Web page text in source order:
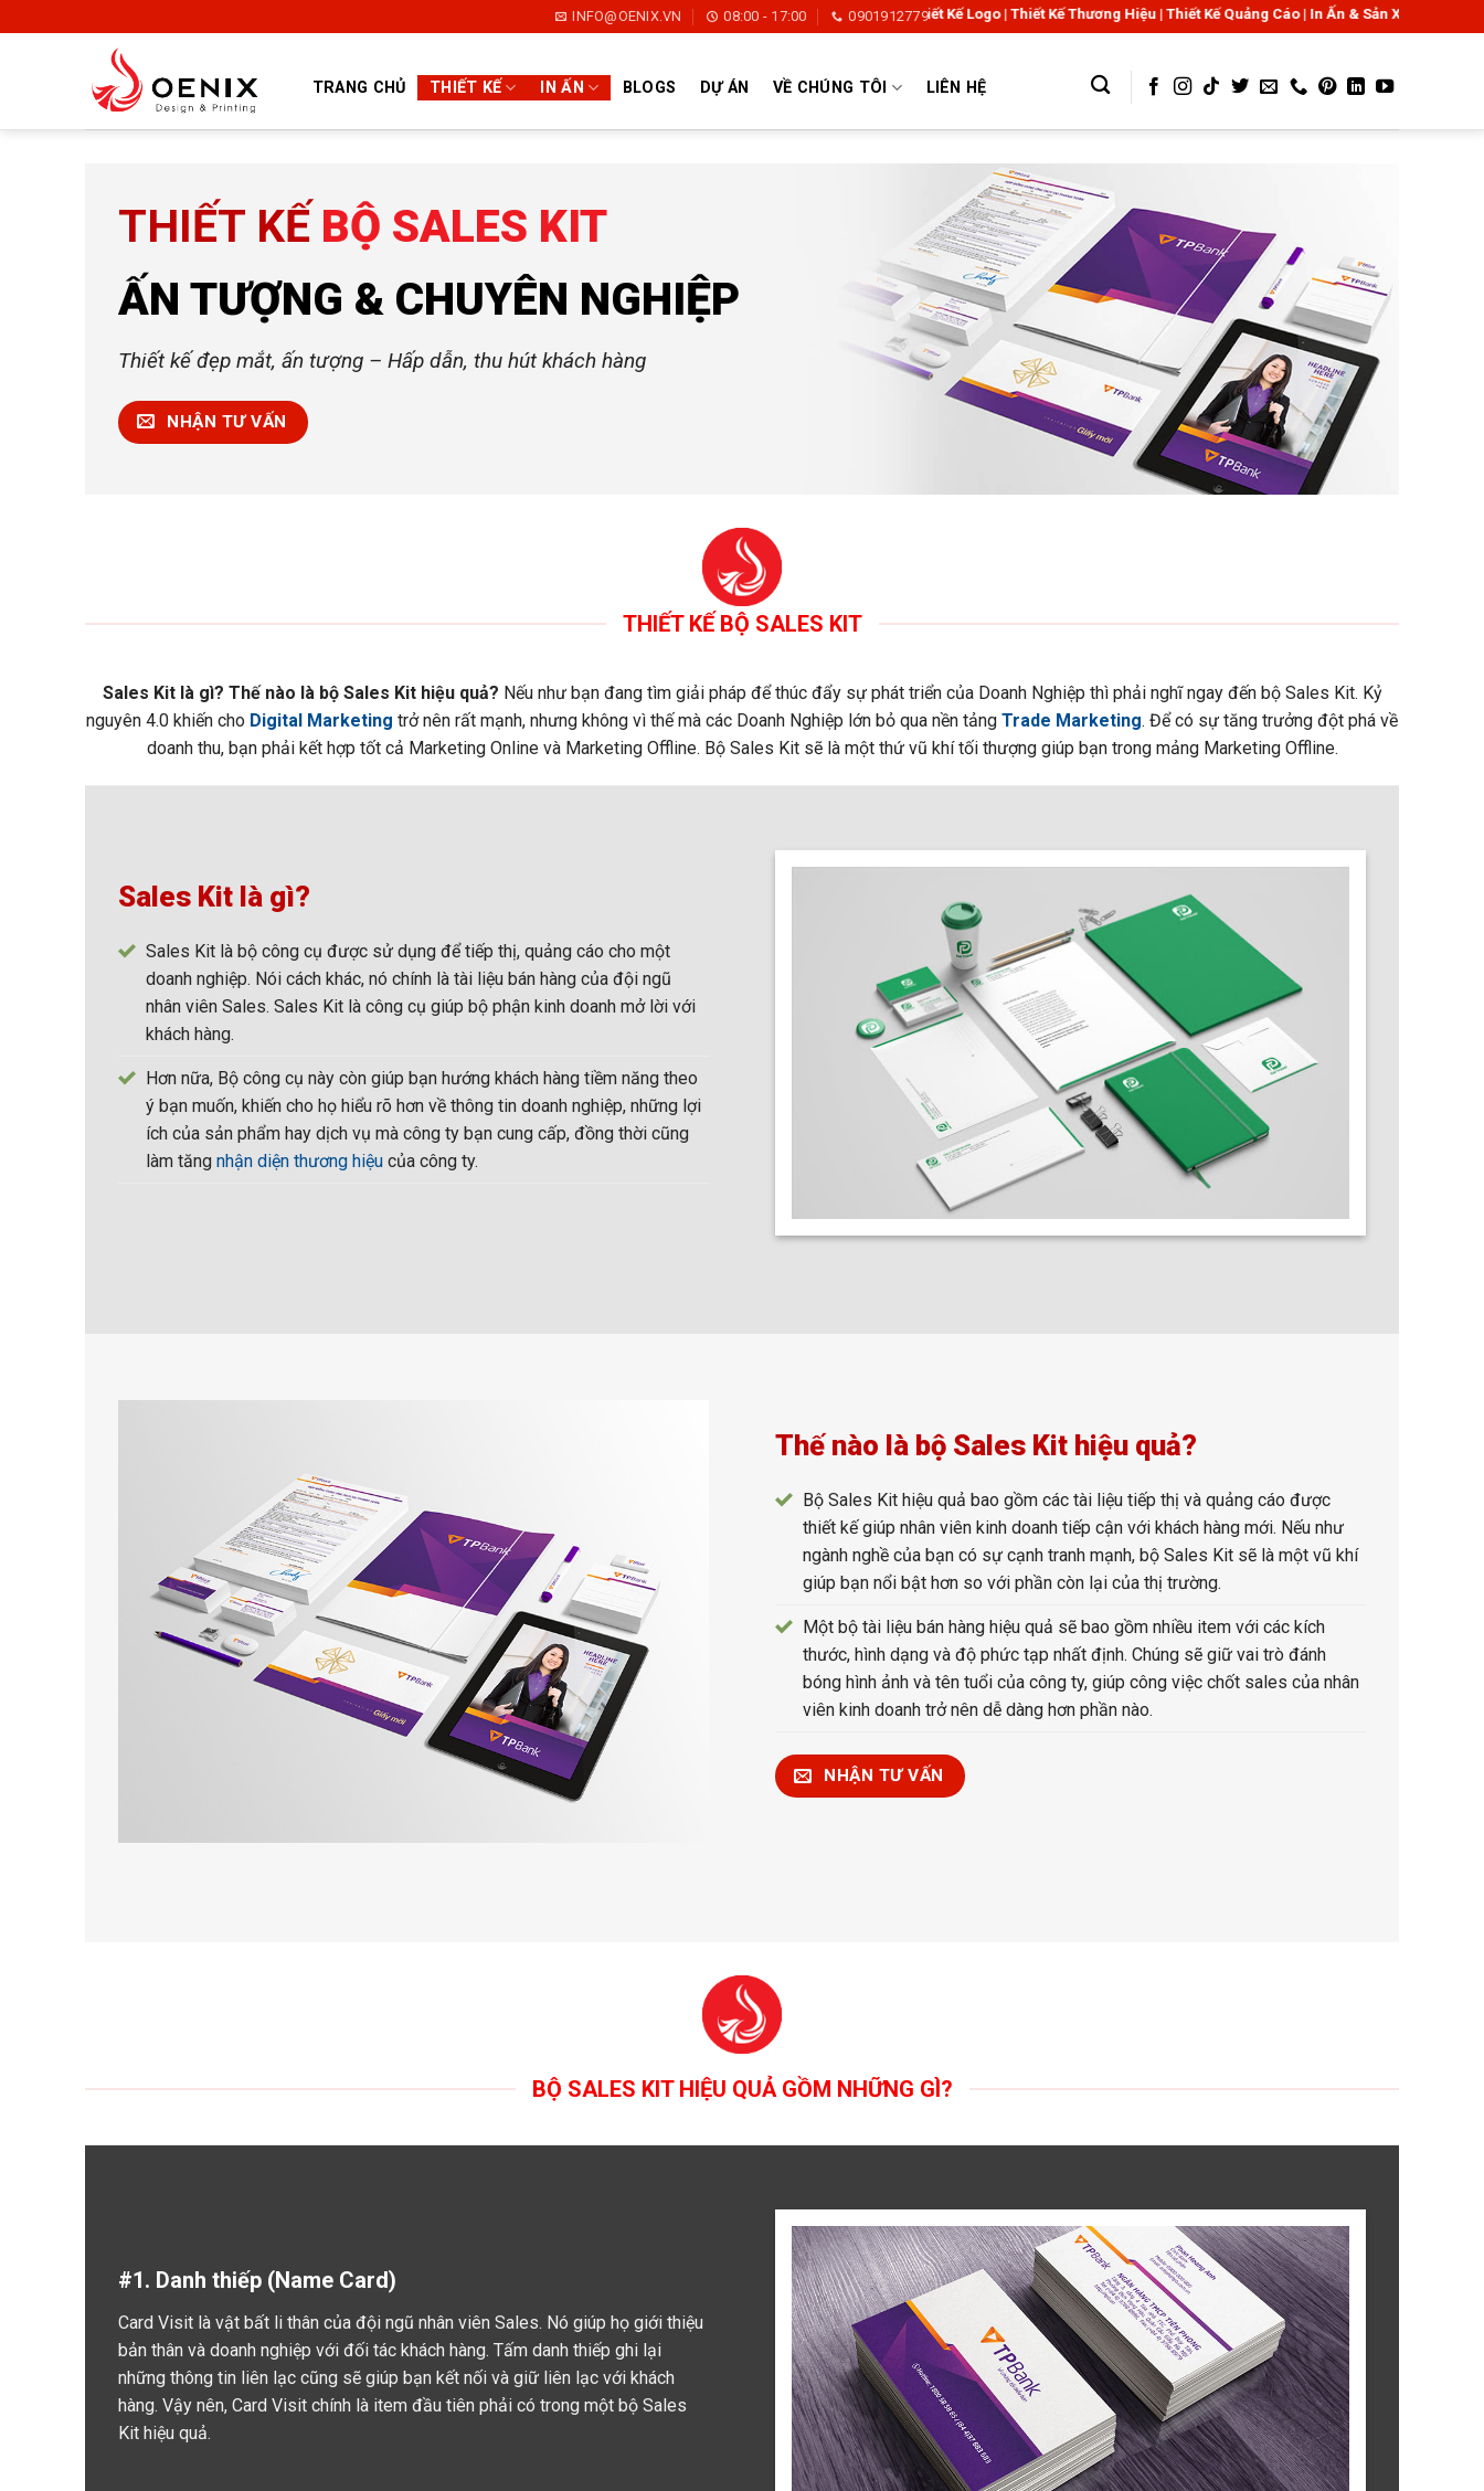
to
INFO@OENIX.VN 08:00 - 17:00 0901912779
Thiết Kế Logo | Thiết Kế Thương Hiệu | Thiết Kế Quảng Cáo | In Ấn & Sản Xuất Bao Bì Giấy
TRANG CHỦ THIẾT KẾ IN ẤN BLOGS DỰ ÁN VỀ CHÚNG TÔI LIÊN HỆ
THIẾT KẾ BỘ SALES KIT
ẤN TƯỢNG & CHUYÊN NGHIỆP
Thiết kế đẹp mắt, ấn tượng – Hấp dẫn, thu hút khách hàng
NHẬN TƯ VẤN
THIẾT KẾ BỘ SALES KIT
Sales Kit là gì? Thế nào là bộ Sales Kit hiệu quả? Nếu như bạn đang tìm giải pháp để thúc đẩy sự phát triển của Doanh Nghiệp thì phải nghĩ ngay đến bộ Sales Kit. Kỷ
nguyên 4.0 khiến cho Digital Marketing trở nên rất mạnh, nhưng không vì thế mà các Doanh Nghiệp lớn bỏ qua nền tảng Trade Marketing. Để có sự tăng trưởng đột phá về
doanh thu, bạn phải kết hợp tốt cả Marketing Online và Marketing Offline. Bộ Sales Kit sẽ là một thứ vũ khí tối thượng giúp bạn trong mảng Marketing Offline.
Sales Kit là gì?
Sales Kit là bộ công cụ được sử dụng để tiếp thị, quảng cáo cho một
doanh nghiệp. Nói cách khác, nó chính là tài liệu bán hàng của đội ngũ
nhân viên Sales. Sales Kit là công cụ giúp bộ phận kinh doanh mở lời với
khách hàng.
Hơn nữa, Bộ công cụ này còn giúp bạn hướng khách hàng tiềm năng theo
ý bạn muốn, khiến cho họ hiểu rõ hơn về thông tin doanh nghiệp, những lợi
ích của sản phẩm hay dịch vụ mà công ty bạn cung cấp, đồng thời cũng
làm tăng nhận diện thương hiệu của công ty.
Thế nào là bộ Sales Kit hiệu quả?
Bộ Sales Kit hiệu quả bao gồm các tài liệu tiếp thị và quảng cáo được
thiết kế giúp nhân viên kinh doanh tiếp cận với khách hàng mới. Nếu như
ngành nghề của bạn có sự cạnh tranh mạnh, bộ Sales Kit sẽ là một vũ khí
giúp bạn nổi bật hơn so với phần còn lại của thị trường.
Một bộ tài liệu bán hàng hiệu quả sẽ bao gồm nhiều item với các kích
thước, hình dạng và độ phức tạp nhất định. Chúng sẽ giữ vai trò đánh
bóng hình ảnh và tên tuổi của công ty, giúp công việc chốt sales của nhân
viên kinh doanh trở nên dễ dàng hơn phần nào.
NHẬN TƯ VẤN
BỘ SALES KIT HIỆU QUẢ GỒM NHỮNG GÌ?
#1. Danh thiếp (Name Card)
Card Visit là vật bất li thân của đội ngũ nhân viên Sales. Nó giúp họ giới thiệu
bản thân và doanh nghiệp với đối tác khách hàng. Tấm danh thiếp ghi lại
những thông tin liên lạc cũng sẽ giúp bạn kết nối và giữ liên lạc với khách
hàng. Vậy nên, Card Visit chính là item đầu tiên phải có trong một bộ Sales
Kit hiệu quả.